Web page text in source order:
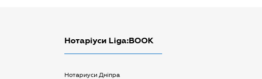
Нотаріуси Liga:BOOK
Нотариуси Дніпра